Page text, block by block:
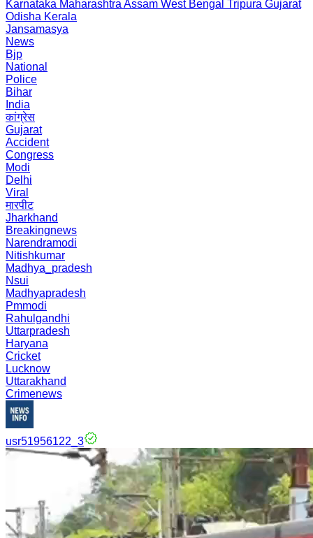
Karnataka Maharashtra Assam West Bengal Tripura Gujarat
Odisha Kerala
Jansamasya
News
Bjp
National
Police
Bihar
India
कांग्रेस
Gujarat
Accident
Congress
Modi
Delhi
Viral
मारपीट
Jharkhand
Breakingnews
Narendramodi
Nitishkumar
Madhya_pradesh
Nsui
Madhyapradesh
Pmmodi
Rahulgandhi
Uttarpradesh
Haryana
Cricket
Lucknow
Uttarakhand
Crimenews
usr51956122_3